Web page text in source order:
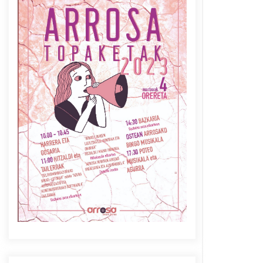
Azaroak 6 Iurretan Arrosa
sarearen IX. topaketak
2021/10/04
Berria egunkarian
elkarrizketa Arrosaren 20
urteez
2021/07/06
Arrosaren laburpen bideoa
Hamaika Telebistaren eskutik
2021/06/30